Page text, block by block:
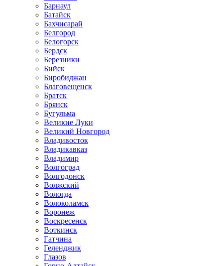
Барнаул
Батайск
Бахчисарай
Белгород
Белогорск
Бердск
Березники
Бийск
Биробиджан
Благовещенск
Братск
Брянск
Бугульма
Великие Луки
Великий Новгород
Владивосток
Владикавказ
Владимир
Волгоград
Волгодонск
Волжский
Вологда
Волоколамск
Воронеж
Воскресенск
Воткинск
Гатчина
Геленджик
Глазов